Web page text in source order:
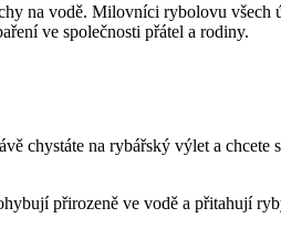
na vodě. ​Milovníci rybolovu všech
ve ‌společnosti přátel a rodiny.
chystáte na ‍rybářský výlet a chcete
přirozeně ve vodě a‌ přitahují